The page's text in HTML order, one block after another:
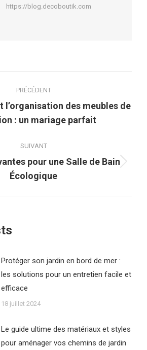
https://blog.decoboutik.com
PRÉCÉDENT
Article
précédent
l’organisation des meubles de
: un mariage parfait
SUIVANT
Article
suivant
:
pour une Salle de Bain
Écologique
Protéger son jardin en bord de mer :
les solutions pour un entretien facile et
efficace
18 juillet 2024
Le guide ultime des matériaux et styles
pour aménager vos chemins de jardin